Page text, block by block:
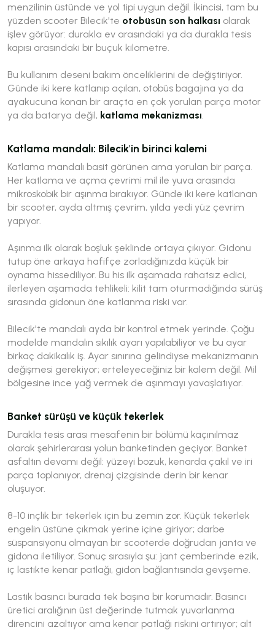
menzilinin üstünde ve yol tipi uygun değil. İkincisi, tam bu
yüzden scooter Bilecik'te otobüsün son halkası olarak
işlev görüyor: durakla ev arasındaki ya da durakla tesis
kapısı arasındaki bir buçuk kilometre.
Bu kullanım deseni bakım önceliklerini de değiştiriyor.
Günde iki kere katlanıp açılan, otobüs bagajına ya da
ayakucuna konan bir araçta en çok yorulan parça motor
ya da batarya değil, katlama mekanizması
Katlama mandalı: Bilecik'in birinci kalemi
Katlama mandalı basit görünen ama yorulan bir parça.
Her katlama ve açma çevrimi mil ile yuva arasında
mikroskobik bir aşınma bırakıyor. Günde iki kere katlanan
bir scooter, ayda altmış çevrim, yılda yedi yüz çevrim
yapıyor.
Aşınma ilk olarak boşluk şeklinde ortaya çıkıyor. Gidonu
tutup öne arkaya hafifçe zorladığınızda küçük bir
oynama hissediliyor. Bu his ilk aşamada rahatsız edici,
ilerleyen aşamada tehlikeli: kilit tam oturmadığında sürüş
sırasında gidonun öne katlanma riski var.
Bilecik'te mandalı ayda bir kontrol etmek yerinde. Çoğu
modelde mandalın sıkılık ayarı yapılabiliyor ve bu ayar
birkaç dakikalık iş. Ayar sınırına gelindiyse mekanizmanın
değişmesi gerekiyor; erteleyeceğiniz bir kalem değil. Mil
bölgesine ince yağ vermek de aşınmayı yavaşlatıyor.
Banket sürüşü ve küçük tekerlek
Durakla tesis arası mesafenin bir bölümü kaçınılmaz
olarak şehirlerarası yolun banketinden geçiyor. Banket
asfaltın devamı değil: yüzeyi bozuk, kenarda çakıl ve iri
parça toplanıyor, drenaj çizgisinde derin bir kenar
oluşuyor.
8-10 inçlik bir tekerlek için bu zemin zor. Küçük tekerlek
engelin üstüne çıkmak yerine içine giriyor; darbe
süspansiyonu olmayan bir scooterde doğrudan janta ve
gidona iletiliyor. Sonuç sırasıyla şu: jant çemberinde ezik,
iç lastikte kenar patlağı, gidon bağlantısında gevşeme.
Lastik basıncı burada tek başına bir korumadır. Basıncı
üretici aralığının üst değerinde tutmak yuvarlanma
direncini azaltıyor ama kenar patlağı riskini artırıyor; alt